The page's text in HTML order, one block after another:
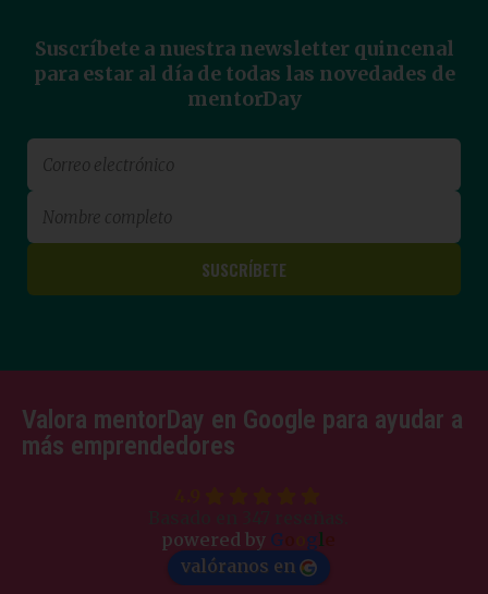
para estar al día de todas las novedades de
mentorDay
más emprendedores
valóranos en